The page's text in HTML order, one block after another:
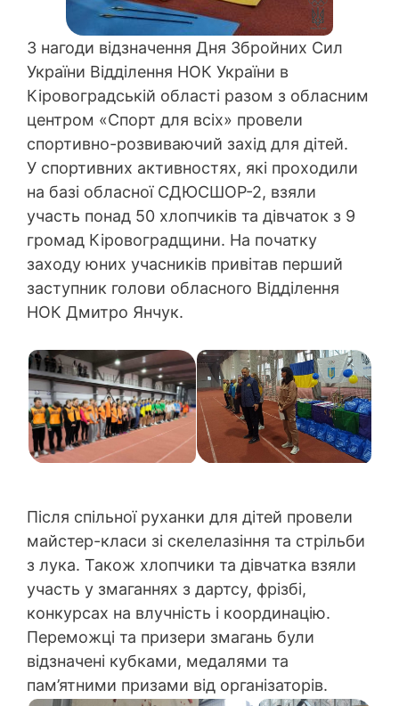
З нагоди відзначення Дня Збройних Сил
України Відділення НОК України в
Кіровоградській області разом з обласним
центром «Спорт для всіх» провели
спортивно-розвиваючий захід для дітей.
У спортивних активностях, які проходили
на базі обласної СДЮСШОР-2, взяли
участь понад 50 хлопчиків та дівчаток з 9
громад Кіровоградщини. На початку
заходу юних учасників привітав перший
заступник голови обласного Відділення
НОК Дмитро Янчук.
Після спільної руханки для дітей провели
майстер-класи зі скелелазіння та стрільби
з лука. Також хлопчики та дівчатка взяли
участь у змаганнях з дартсу, фрізбі,
конкурсах на влучність і координацію.
Переможці та призери змагань були
відзначені кубками, медалями та
пам’ятними призами від організаторів.